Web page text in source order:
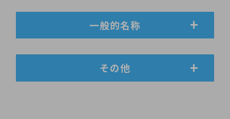
一般的名称
その他